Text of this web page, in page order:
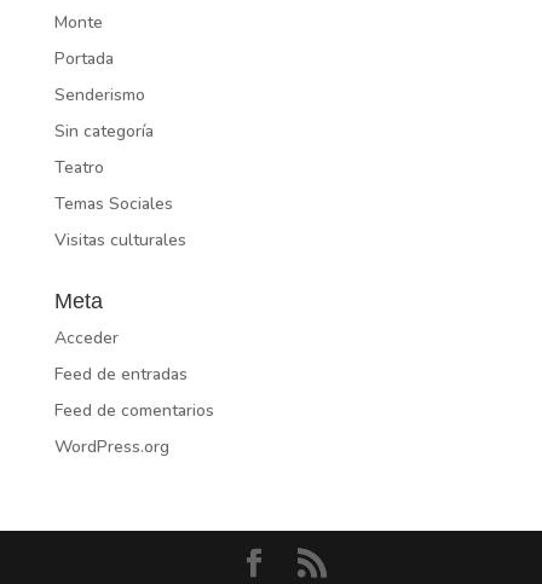
Monte
Portada
Senderismo
Sin categoría
Teatro
Temas Sociales
Visitas culturales
Meta
Acceder
Feed de entradas
Feed de comentarios
WordPress.org